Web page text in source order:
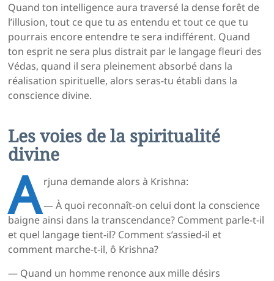
Quand ton intelligence aura traversé la dense forêt de
l’illusion, tout ce que tu as entendu et tout ce que tu
pourrais encore entendre te sera indifférent. Quand
ton esprit ne sera plus distrait par le langage fleuri des
Védas, quand il sera pleinement absorbé dans la
réalisation spirituelle, alors seras-tu établi dans la
conscience divine.
Les voies de la spiritualité
divine
A rjuna demande alors à Krishna:
— À quoi reconnaît-on celui dont la conscience
baigne ainsi dans la transcendance? Comment parle-t-il
et quel langage tient-il? Comment s’assied-il et
comment marche-t-il, ô Krishna?
— Quand un homme renonce aux mille désirs